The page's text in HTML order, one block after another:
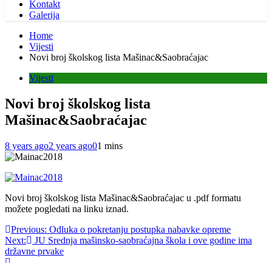
Kontakt
Galerija
Home
Vijesti
Novi broj školskog lista Mašinac&Saobraćajac
Vijesti
Novi broj školskog lista
Mašinac&Saobraćajac
8 years ago2 years ago01 mins
Novi broj školskog lista Mašinac&Saobraćajac u .pdf formatu
možete pogledati na linku iznad.
Post
navigation
Previous: Odluka o pokretanju postupka nabavke opreme
Next:
JU Srednja mašinsko-saobraćajna škola i ove godine ima
državne prvake